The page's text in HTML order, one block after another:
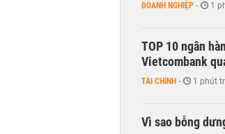
DOANH NGHIỆP - 1
TOP 10 ngân
Vietcombank
TÀI CHÍNH - 1 phút
Vì sao bỗng